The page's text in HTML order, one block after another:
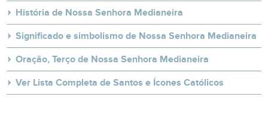
História de Nossa Senhora Medianeira
Significado e simbolismo de Nossa Senhora Medianeira
Oração, Terço de Nossa Senhora Medianeira
Ver Lista Completa de Santos e Ícones Católicos